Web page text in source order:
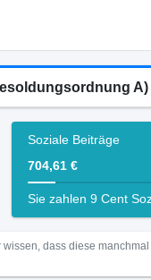
A)
Soziale Beiträge
704,61 €
Sie zahlen 9 Cent
dass diese